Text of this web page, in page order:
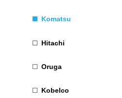
Komatsu
Hitachi
Oruga
Kobelco